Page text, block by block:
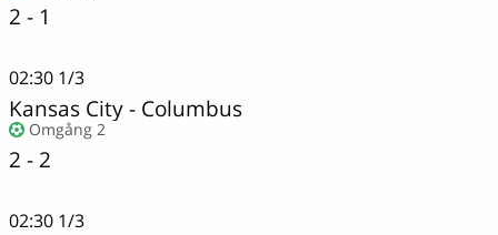
2 - 1
02:30 1/3
Kansas City - Columbus
Omgång 2
2 - 2
02:30 1/3